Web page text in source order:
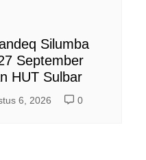
Silumba
September
HUT Sulbar
6, 2026 0